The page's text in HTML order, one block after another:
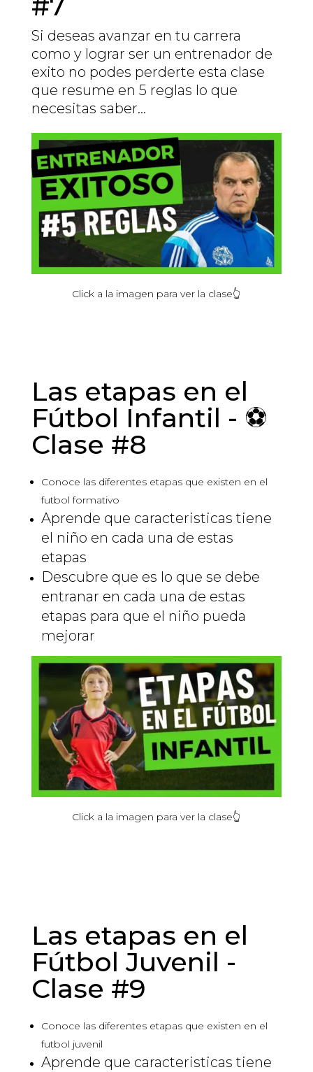
Si deseas avanzar en tu carrera
como y lograr ser un entrenador de
exito no podes perderte esta clase
que resume en 5 reglas lo que
necesitas saber...
Click a la imagen para ver la clase👆
Click a la imagen para ver la clase👆
Las etapas en el
Fútbol Infantil - ⚽
Clase #8
Conoce las diferentes etapas que existen en el
futbol formativo
Aprende que caracteristicas tiene
el niño en cada una de estas
etapas
Descubre que es lo que se debe
entranar en cada una de estas
etapas para que el niño pueda
mejorar
Las etapas en el
Fútbol Juvenil -
Clase #9
Conoce las diferentes etapas que existen en el
futbol juvenil
Aprende que caracteristicas tiene